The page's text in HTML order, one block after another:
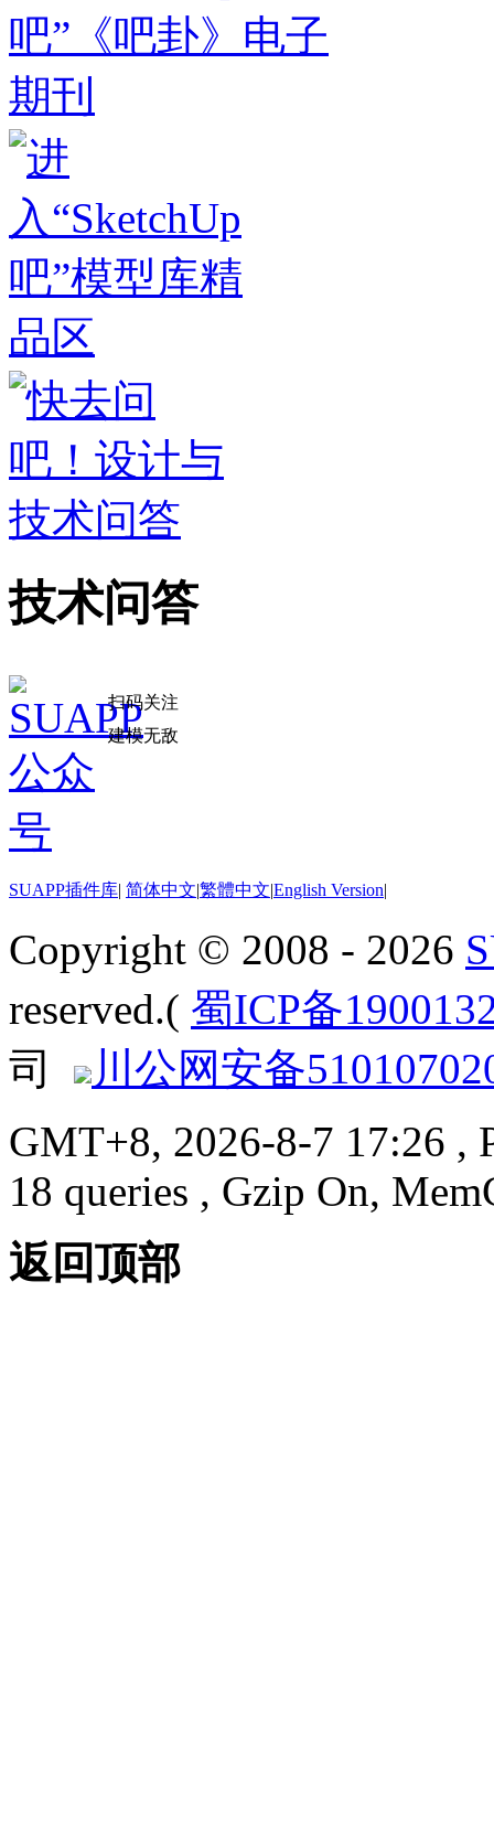
技术问答
扫码关注
建模无敌
SUAPP插件库| 简体中文|繁體中文|English Version|
Copyright © 2008 - 2026
reserved.( 蜀ICP备
司
川公网安备
GMT+8, 2026-8-7 17:26 ,
18 queries , Gzip On,
返回顶部